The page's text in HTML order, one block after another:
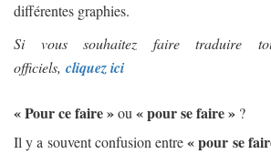
différentes graphies.
Si vous souhaitez faire traduire
officiels, cliquez ici
« Pour ce faire »ou « pour se faire » ?
Il y a souvent confusion entre« pour se